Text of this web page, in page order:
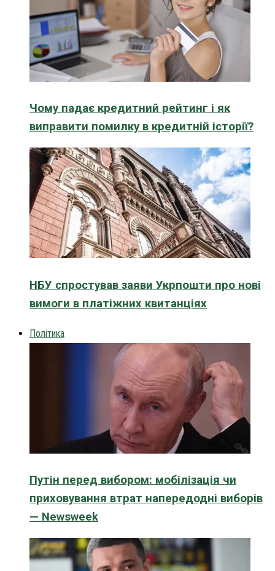
Чому падає кредитний рейтинг і як
виправити помилку в кредитній історії?
НБУ спростував заяви Укрпошти про нові
вимоги в платіжних квитанціях
Політика
Путін перед вибором: мобілізація чи
приховування втрат напередодні виборів
— Newsweek